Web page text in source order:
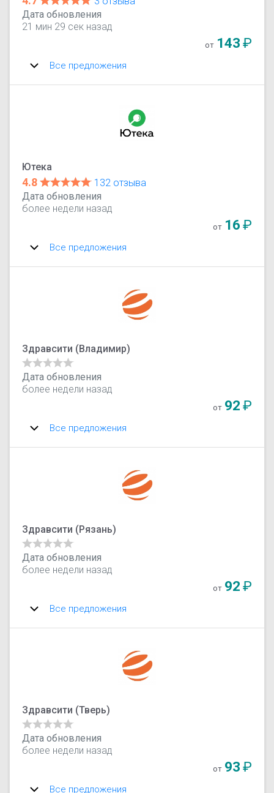
Дата обновления
21 мин 29 сек назад
от 143₽
Все предложения
Ютека
4.8
132 отзыва
Дата обновления
более недели назад
от 16₽
Все предложения
Здравсити (Владимир)
Дата обновления
более недели назад
от 92₽
Все предложения
Здравсити (Рязань)
Дата обновления
более недели назад
от 92₽
Все предложения
Здравсити (Тверь)
Дата обновления
более недели назад
от 93₽
Все предложения